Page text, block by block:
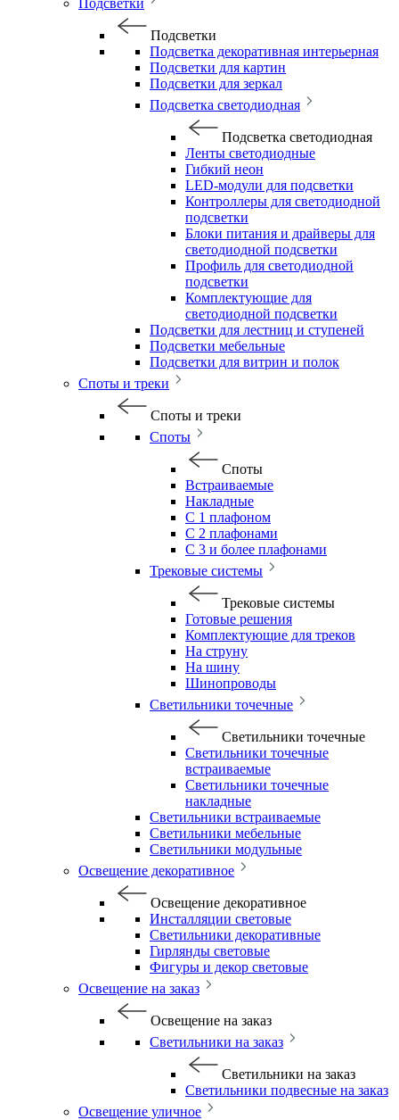
Подсветки
Подсветки
Подсветка декоративная интерьерная
Подсветки для картин
Подсветки для зеркал
Подсветка светодиодная
Подсветка светодиодная
Ленты светодиодные
Гибкий неон
LED-модули для подсветки
Контроллеры для светодиодной
подсветки
Блоки питания и драйверы для
светодиодной подсветки
Профиль для светодиодной
подсветки
Комплектующие для
светодиодной подсветки
Подсветки для лестниц и ступеней
Подсветки мебельные
Подсветки для витрин и полок
Споты и треки
Споты и треки
Споты
Споты
Встраиваемые
Накладные
С 1 плафоном
С 2 плафонами
С 3 и более плафонами
Трековые системы
Трековые системы
Готовые решения
Комплектующие для треков
На струну
На шину
Шинопроводы
Светильники точечные
Светильники точечные
Светильники точечные
встраиваемые
Светильники точечные
накладные
Светильники встраиваемые
Светильники мебельные
Светильники модульные
Освещение декоративное
Освещение декоративное
Инсталляции световые
Светильники декоративные
Гирлянды световые
Фигуры и декор световые
Освещение на заказ
Освещение на заказ
Светильники на заказ
Светильники на заказ
Светильники подвесные на заказ
Освещение уличное